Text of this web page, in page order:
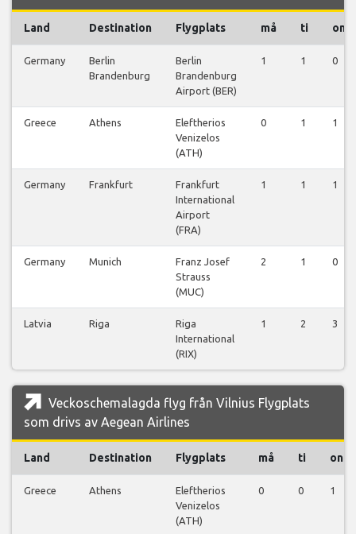
Land Destination Flygplats må ti on
Germany
Berlin
Brandenburg
Berlin
Brandenburg
Airport (BER)
1 1 0
Greece Athens
Eleftherios
Venizelos
(ATH)
0 1 1
Germany Frankfurt
Frankfurt
International
Airport
(FRA)
1 1 1
Germany Munich
Franz Josef
Strauss
(MUC)
2 1 0
Latvia Riga
Riga
International
(RIX)
1 2 3
Veckoschemalagda flyg från Vilnius Flygplats
som drivs av Aegean Airlines
Land Destination Flygplats må ti on
Greece Athens
Eleftherios
Venizelos
(ATH)
0 0 1